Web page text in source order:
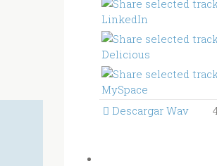
Descargar Wav